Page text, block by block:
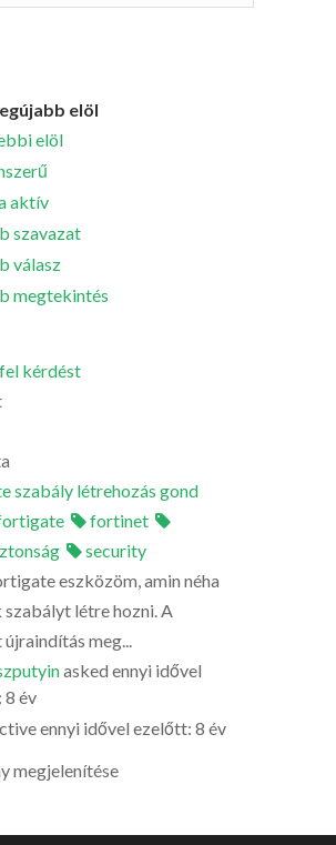
elöl
elöl
aktív
szavazat
válasz
megtekintés
kérdést
szabály létrehozás gond
fortinet
security
eszközöm, amin néha
szabályt létre hozni. A
meg...
asked ennyi idővel
8 év
ennyi idővel ezelőtt: 8 év
megjelenítése